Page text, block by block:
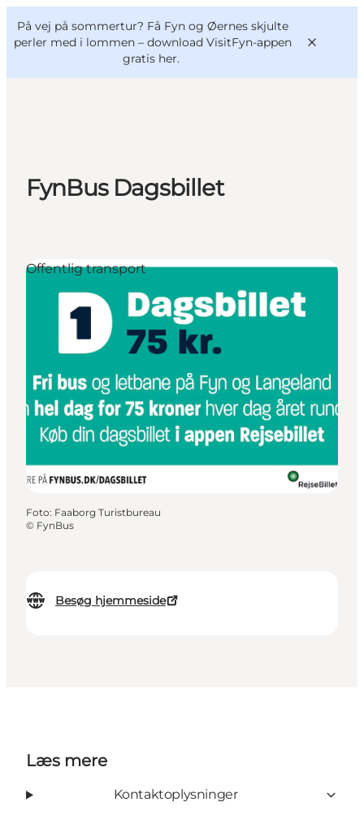
På vej på sommertur? Få Fyn og Øernes skjulte
perler med i lommen – download VisitFyn-appen
gratis her.
Oplevelser
Outdoor
Book lokale oplevelser
VisitFyn
Deutsch
FynBus Dagsbillet
Besøg hjemmeside
Offentlig transport
Foto: Faaborg Turistbureau
© FynBus
Læs mere
Kontaktoplysninger